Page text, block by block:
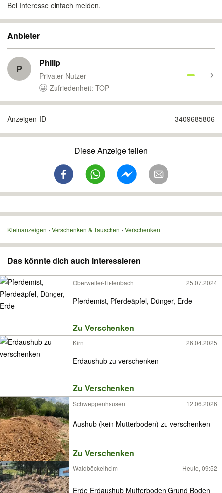
Bei Interesse einfach melden.
Anbieter
P Philip
Privater Nutzer
Zufriedenheit: TOP
Anzeigen-ID 3409685806
Diese Anzeige teilen
Kleinanzeigen Verschenken & Tauschen Verschenken
Das könnte dich auch interessieren
Oberweiler-Tiefenbach 25.07.2024
Pferdemist, Pferdeäpfel, Dünger, Erde
Zu Verschenken
Kirn 26.04.2025
Erdaushub zu verschenken
Zu Verschenken
Schweppenhausen 12.06.2026
Aushub (kein Mutterboden) zu verschenken
Zu Verschenken
Waldböckelheim Heute, 09:52
Erde Erdaushub Mutterboden Grund Boden